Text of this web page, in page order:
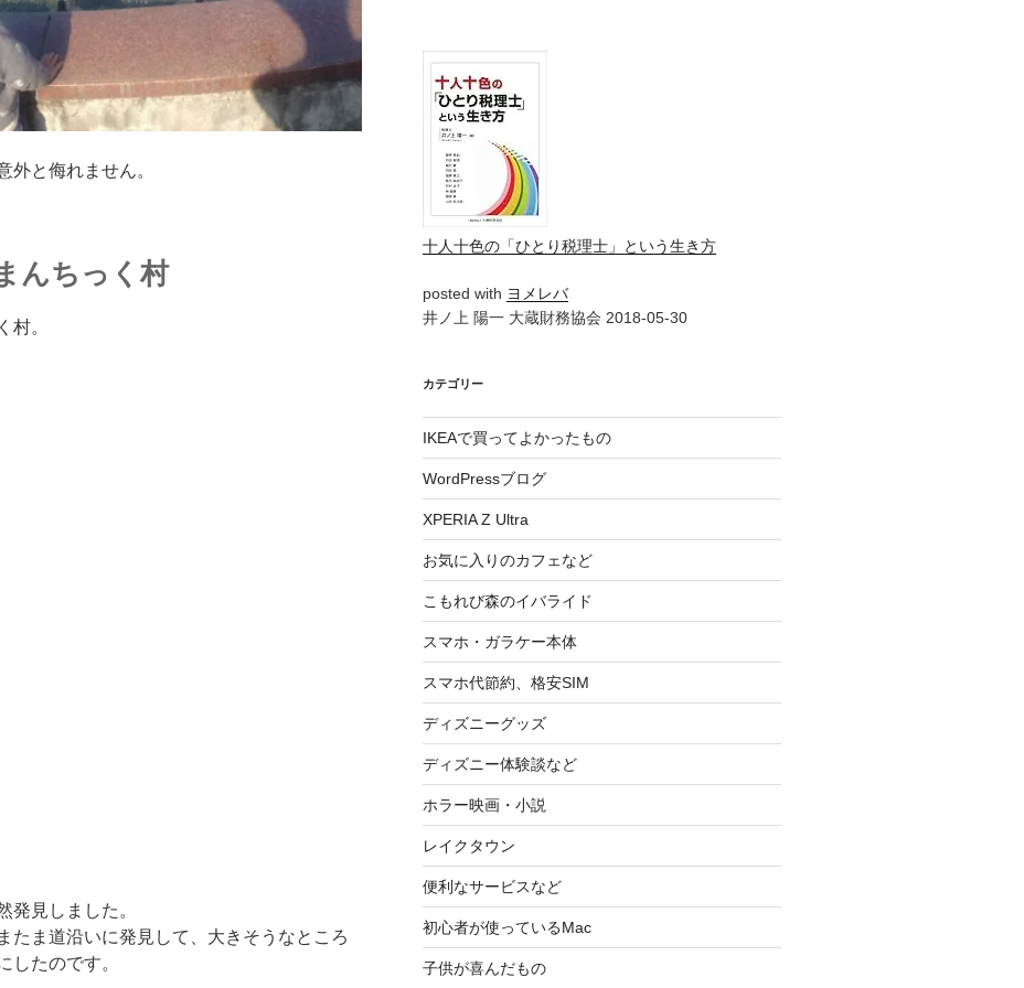
外と侮れません。
んちっく村
村。
発見しました。
たま道沿いに発見して、大きそうなところ
したのです。
十人十色の「ひとり税理士」という生き方
posted with ヨメレバ
井ノ上 陽一 大蔵財務協会 2018-05-30
カテゴリー
IKEAで買ってよかったもの
WordPressブログ
XPERIA Z Ultra
お気に入りのカフェなど
こもれび森のイバライド
スマホ・ガラケー本体
スマホ代節約、格安SIM
ディズニーグッズ
ディズニー体験談など
ホラー映画・小説
レイクタウン
便利なサービスなど
初心者が使っているMac
子供が喜んだもの